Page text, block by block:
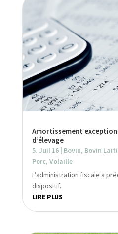
Amortissement
d’élevage
5. Juil 16| Bovin, Bovin
Porc, Volaille
L’administration fiscale a
dispositif.
LIRE PLUS